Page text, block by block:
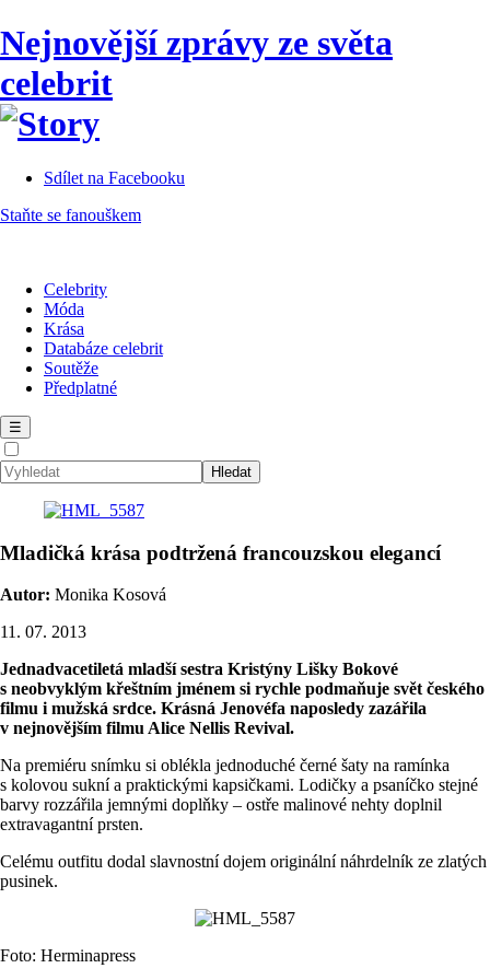
Nejnovější zprávy ze světa
celebrit
Sdílet na Facebooku
Staňte se fanouškem
Celebrity
Móda
Krása
Databáze celebrit
Soutěže
Předplatné
☰
Mladičká krása podtržená francouzskou elegancí
Autor: Monika Kosová
11. 07. 2013
Jednadvacetiletá mladší sestra Kristýny Lišky Bokové
s neobvyklým křeštním jménem si rychle podmaňuje svět českého
filmu i mužská srdce. Krásná Jenovéfa naposledy zazářila
v nejnovějším filmu Alice Nellis Revival.
Na premiéru snímku si oblékla jednoduché černé šaty na ramínka
s kolovou sukní a praktickými kapsičkami. Lodičky a psaníčko stejné
barvy rozzářila jemnými doplňky – ostře malinové nehty doplnil
extravagantní prsten.
Celému outfitu dodal slavnostní dojem originální náhrdelník ze zlatých
pusinek.
Foto: Herminapress